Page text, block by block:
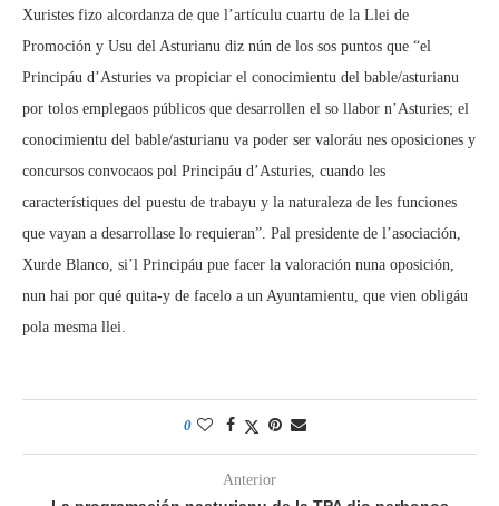
Xuristes fizo alcordanza de que l’artículu cuartu de la Llei de
Promoción y Usu del Asturianu diz nún de los sos puntos que “el
Principáu d’Asturies va propiciar el conocimientu del bable/asturianu
por tolos emplegaos públicos que desarrollen el so llabor n’Asturies; el
conocimientu del bable/asturianu va poder ser valoráu nes oposiciones y
concursos convocaos pol Principáu d’Asturies, cuando les
característiques del puestu de trabayu y la naturaleza de les funciones
que vayan a desarrollase lo requieran”. Pal presidente de l’asociación,
Xurde Blanco, si’l Principáu pue facer la valoración nuna oposición,
nun hai por qué quita-y de facelo a un Ayuntamientu, que vien obligáu
pola mesma llei.
0
Anterior